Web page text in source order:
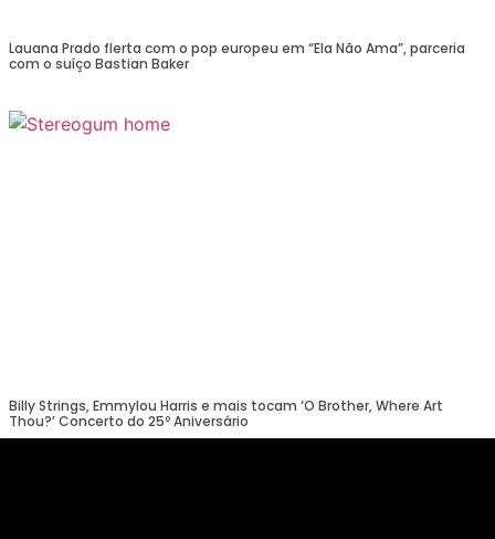
Lauana Prado flerta com o pop europeu em “Ela Não Ama”, parceria
com o suíço Bastian Baker
Billy Strings, Emmylou Harris e mais tocam ‘O Brother, Where Art
Thou?’ Concerto do 25º Aniversário